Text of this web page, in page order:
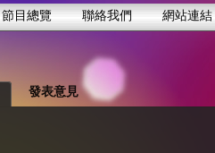
節目總覽 聯絡我們 網站連結
發表意見